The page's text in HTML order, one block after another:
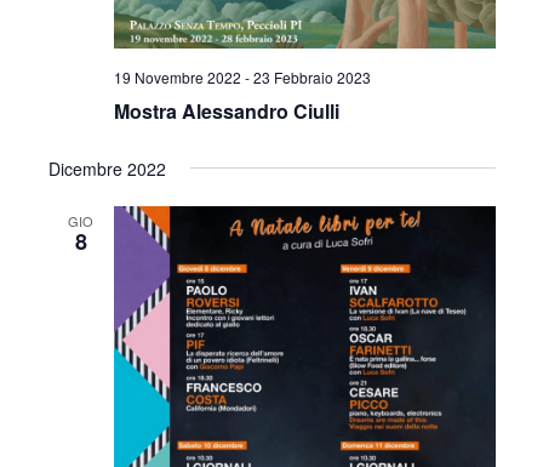
19 Novembre 2022 -23 Febbraio 2023
Mostra Alessandro Ciulli
Dicembre 2022
GIO
8